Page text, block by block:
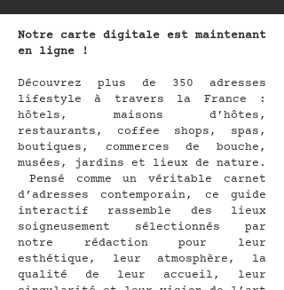
Notre carte digitale est maintenant
en ligne !
Découvrez plus de 350 adresses
lifestyle à travers la France :
hôtels, maisons d’hôtes,
restaurants, coffee shops, spas,
boutiques, commerces de bouche,
musées, jardins et lieux de nature.
Pensé comme un véritable carnet
d’adresses contemporain, ce guide
interactif rassemble des lieux
soigneusement sélectionnés par
notre rédaction pour leur
esthétique, leur atmosphère, la
qualité de leur accueil, leur